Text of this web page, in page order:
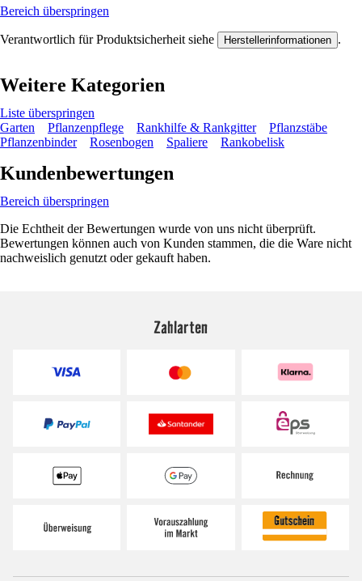
Bereich überspringen
Verantwortlich für Produktsicherheit siehe Herstellerinformationen .
Weitere Kategorien
Liste überspringen
Garten
Pflanzenpflege Rankhilfe & Rankgitter
Pflanzstäbe
Pflanzenbinder
Rosenbogen Spaliere Rankobelisk
Kundenbewertungen
Bereich überspringen
Die Echtheit der Bewertungen wurde von uns nicht überprüft.
Bewertungen können auch von Kunden stammen, die die Ware nicht
nachweislich genutzt oder gekauft haben.
Zahlarten